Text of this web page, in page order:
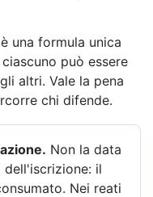
una formula unica
può essere
altri. Vale la pena
chi difende.
Non la data
dell'iscrizione: il
Nei reati